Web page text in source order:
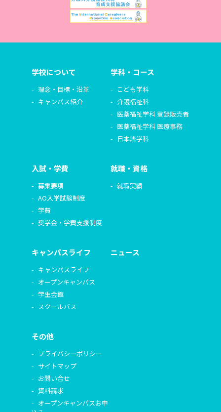
学校について
理念・目標・沿革
キャンパス紹介
学科・コース
こども学科
介護福祉科
医薬福祉学科 登録販売者
医薬福祉学科 医療事務
日本語学科
入試・学費
募集要項
AO入学試験制度
学費
奨学金・学費支援制度
就職・資格
就職実績
キャンパスライフ
キャンパスライフ
オープンキャンパス
学生会館
スクールバス
ニュース
その他
プライバシーポリシー
サイトマップ
お問い合せ
資料請求
オープンキャンパスお申